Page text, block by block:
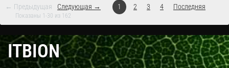
← Предыдущая Следующая → 1 2 3 4 Последняя
Показаны 1-30 из 162
ITBION